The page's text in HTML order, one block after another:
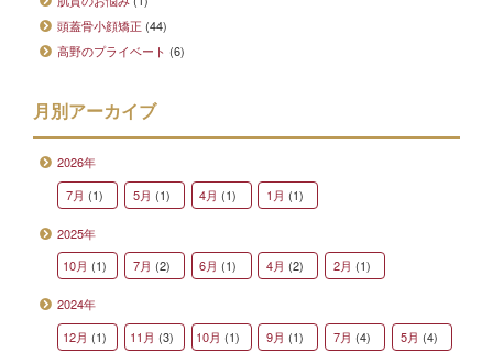
頭蓋骨小顔矯正 (44)
高野のプライベート (6)
月別アーカイブ
2026年
7月 (1) 5月 (1) 4月 (1) 1月 (1)
2025年
10月 (1) 7月 (2) 6月 (1) 4月 (2) 2月 (1)
2024年
12月 (1) 11月 (3) 10月 (1) 9月 (1) 7月 (4) 5月 (4)